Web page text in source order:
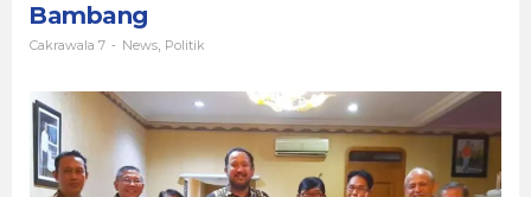
Bambang
Cakrawala 7 - News Politik